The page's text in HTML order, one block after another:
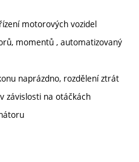
motorových vozidel
momentů , automatizovaný
naprázdno, rozdělení ztrát
závislosti na otáčkách